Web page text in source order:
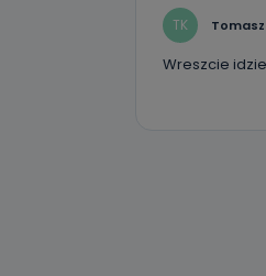
TK Tomasz
Wreszcie